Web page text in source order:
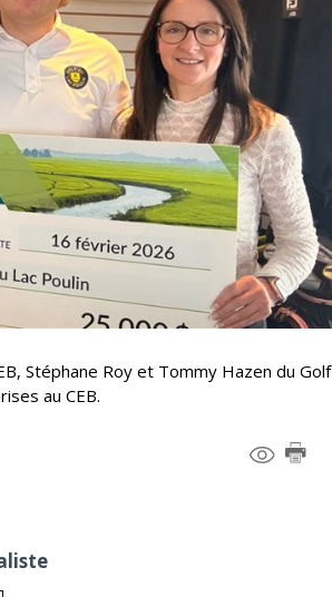
Stéphane Roy et Tommy Hazen du Golf
au CEB.